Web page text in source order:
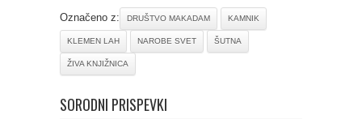
Označeno z: DRUŠTVO MAKADAM KAMNIK
KLEMEN LAH NAROBE SVET ŠUTNA
ŽIVA KNJIŽNICA
SORODNI PRISPEVKI